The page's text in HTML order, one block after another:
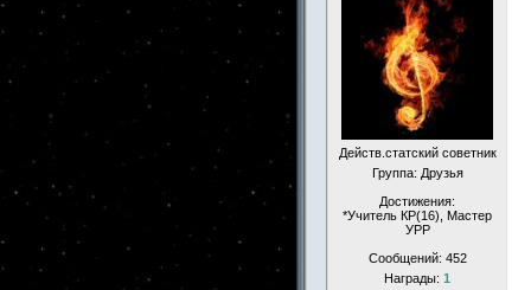
Действ.статский советник
Группа: Друзья
Достижения:
*Учитель КР(16), Мастер
УРР
Сообщений: 452
Награды: 1